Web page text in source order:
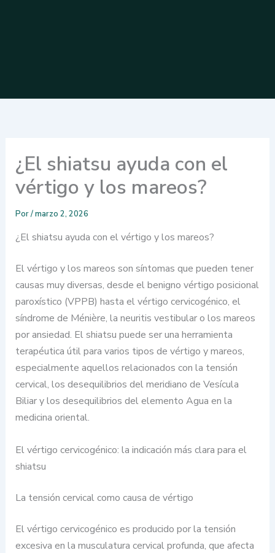
¿El shiatsu ayuda con el
vértigo y los mareos?
Por/marzo 2, 2026
¿El shiatsu ayuda con el vértigo y los mareos?
El vértigo y los mareos son síntomas que pueden tener
causas muy diversas, desde el benigno vértigo posicional
paroxístico (VPPB) hasta el vértigo cervicogénico, el
síndrome de Ménière, la neuritis vestibular o los mareos
por ansiedad. El shiatsu puede ser una herramienta
terapéutica útil para varios tipos de vértigo y mareos,
especialmente aquellos relacionados con la tensión
cervical, los desequilibrios del meridiano de Vesícula
Biliar y los desequilibrios del elemento Agua en la
medicina oriental.
El vértigo cervicogénico: la indicación más clara para el
shiatsu
La tensión cervical como causa de vértigo
El vértigo cervicogénico es producido por la tensión
excesiva en la musculatura cervical profunda, que afecta